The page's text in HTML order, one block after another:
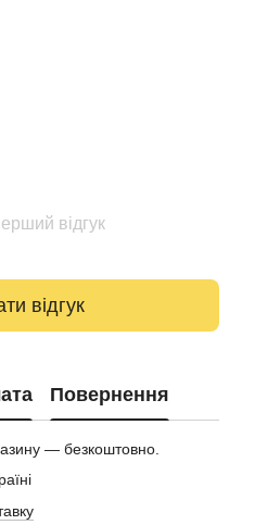
відгук
відгук
Повернення
— безкоштовно.